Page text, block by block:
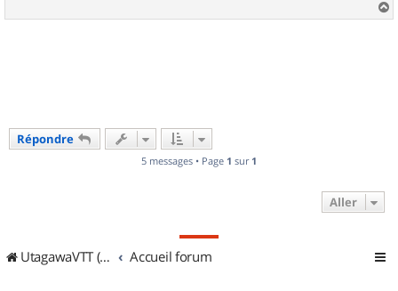
a
Répondre
5 messages • Page 1 sur 1
Aller
UtagawaVTT (Randos VTT et VTTAE avec traces GPS) Accueil forum